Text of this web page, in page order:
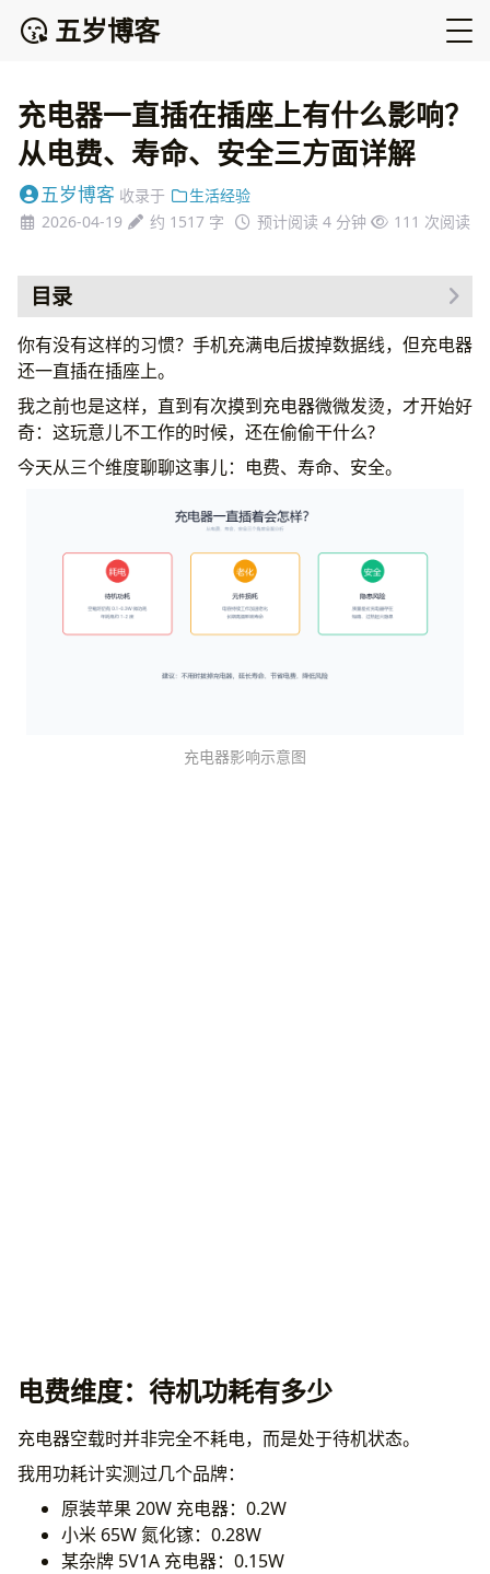
五岁博客
充电器一直插在插座上有什么影响？
从电费、寿命、安全三方面详解
五岁博客 收录于
生活经验
2026-04-19
约 1517 字 预计阅读 4 分钟 111 次阅读
目录
电费维度：待机功耗有多少
寿命维度：元件会加速老化吗
变压器影响较小
实际寿命对比
安全维度：真的会起火吗
那到底要不要拔
常见问题
充电器发热正常吗？
快充充电器更容易坏吗？
你有没有这样的习惯？手机充满电后拔掉数据线，但充电器
还一直插在插座上。
我之前也是这样，直到有次摸到充电器微微发烫，才开始好
奇：这玩意儿不工作的时候，还在偷偷干什么?
今天从三个维度聊聊这事儿：电费、寿命、安全。
充电器影响示意图
电费维度：待机功耗有多少
充电器空载时并非完全不耗电，而是处于待机状态。
我用功耗计实测过几个品牌：
原装苹果 20W 充电器：0.2W
小米 65W 氮化镓：0.28W
某杂牌 5V1A 充电器：0.15W